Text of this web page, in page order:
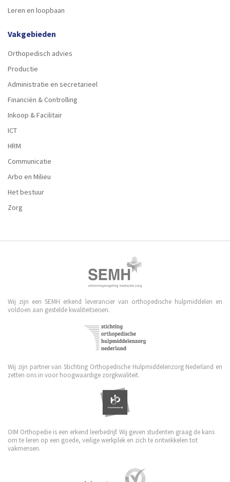
Leren en loopbaan
Vakgebieden
Orthopedisch advies
Productie
Administratie en secretarieel
Financiën & Controlling
Inkoop & Facilitair
ICT
HRM
Communicatie
Arbo en Milieu
Het bestuur
Zorg
Wij zijn een SEMH erkend leverancier van orthopedische hulpmiddelen en
voldoen aan gestelde kwaliteitseisen.
Wij zijn partner van Stichting Orthopedische Hulpmiddelenzorg Nederland en
zetten ons in voor hoogwaardige zorgkwaliteit.
OIM Orthopedie is een erkend leerbedrijf. Wij geven studenten graag de kans
om te leren op een goede, veilige werkplek en zich te ontwikkelen tot
vakmensen.